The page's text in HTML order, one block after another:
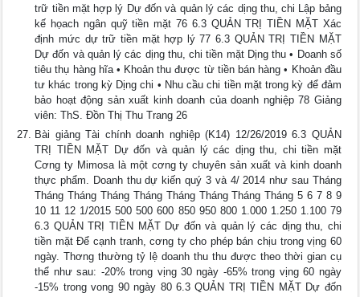
trữ tiền mặt hợp lý Dự đốn và quản lý các dịng thu, chi Lập bảng
kế họach ngân quỹ tiền mặt 76 6.3 QUẢN TRỊ TIỀN MẶT Xác
định mức dự trữ tiền mặt hợp lý 77 6.3 QUẢN TRỊ TIỀN MẶT
Dự đốn và quản lý các dịng thu, chi tiền mặt Dịng thu • Doanh số
tiêu thụ hàng hĩa • Khoản thu được từ tiền bán hàng • Khoản đầu
tư khác trong kỳ Dịng chi • Nhu cầu chi tiền mặt trong kỳ để đảm
bảo hoạt động sản xuất kinh doanh của doanh nghiệp 78 Giảng
viên: ThS. Đồn Thị Thu Trang 26
Bài giảng Tài chính doanh nghiệp (K14) 12/26/2019 6.3 QUẢN
TRỊ TIỀN MẶT Dự đốn và quản lý các dịng thu, chi tiền mặt
Cơng ty Mimosa là một cơng ty chuyên sản xuất và kinh doanh
thực phẩm. Doanh thu dự kiến quý 3 và 4/ 2014 như sau Tháng
Tháng Tháng Tháng Tháng Tháng Tháng Tháng Tháng 5 6 7 8 9
10 11 12 1/2015 500 500 600 850 950 800 1.000 1.250 1.100 79
6.3 QUẢN TRỊ TIỀN MẶT Dự đốn và quản lý các dịng thu, chi
tiền mặt Để cạnh tranh, cơng ty cho phép bán chịu trong vịng 60
ngày. Thơng thường tỷ lệ doanh thu thu được theo thời gian cụ
thể như sau: -20% trong vịng 30 ngày -65% trong vịng 60 ngày
-15% trong vong 90 ngày 80 6.3 QUẢN TRỊ TIỀN MẶT Dự đốn